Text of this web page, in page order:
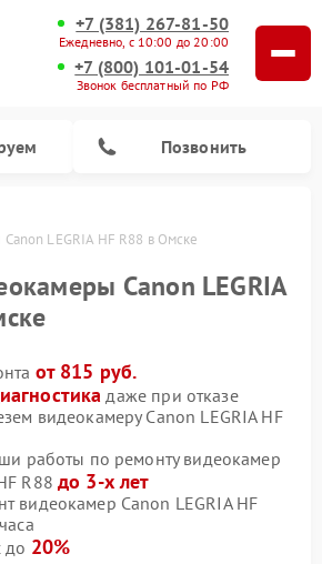
+7 (381) 267-81-50
Ежедневно, с 10:00 до 20:00
+7 (800) 101-01-54
Звонок бесплатный по РФ
Позвонить
LEGRIA HF R88 в Омске
Canon LEGRIA
от 815 руб.
даже при отказе
видеокамеру Canon LEGRIA HF
работы по ремонту видеокамер
R88 до 3-х лет
видеокамер Canon LEGRIA HF
до 20%